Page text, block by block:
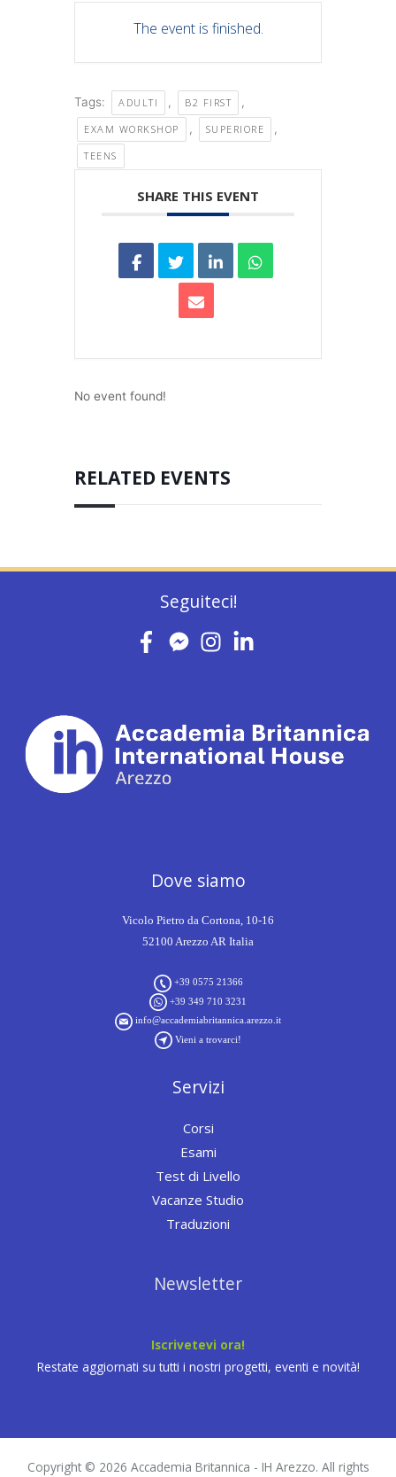
The event is finished.
Tags: ADULTI , B2 FIRST ,
EXAM WORKSHOP , SUPERIORE ,
TEENS
SHARE THIS EVENT
No event found!
RELATED EVENTS
Seguiteci!
Dove siamo
Vicolo Pietro da Cortona, 10-16
52100 Arezzo AR Italia
+39 0575 21366
+39 349 710 3231
info@accademiabritannica.arezzo.it
Vieni a trovarci!
Servizi
Corsi
Esami
Test di Livello
Vacanze Studio
Traduzioni
Newsletter
Iscrivetevi ora!
Restate aggiornati su tutti i nostri progetti, eventi e novità!
Copyright © 2026 Accademia Britannica - IH Arezzo. All rights